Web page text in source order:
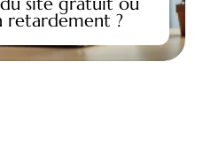
retardement ?